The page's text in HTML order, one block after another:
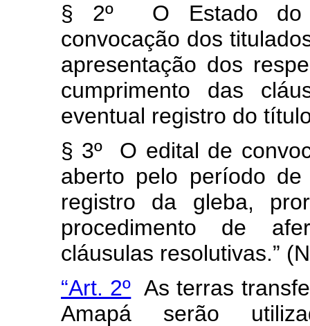
§ 2º O Estado do
convocação dos
apresentação dos
cumprimento das
eventual registro do
§ 3º O edital de
aberto pelo período
registro da gleba,
procedimento de
cláusulas resolutivas.”
“Art. 2º As terras
Amapá serão